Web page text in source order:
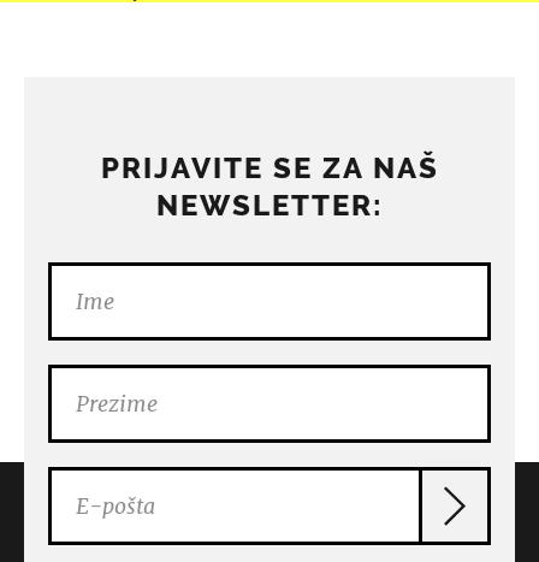
PRIJAVITE SE ZA NAŠ
NEWSLETTER: